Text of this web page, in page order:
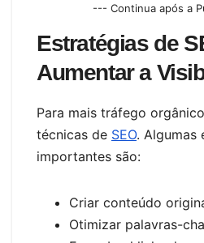
--- Continua após a
Estratégias de
Aumentar a
Para mais tráfego
técnicas de SEO. Algumas
importantes são:
Criar conteúdo
Otimizar palavras-